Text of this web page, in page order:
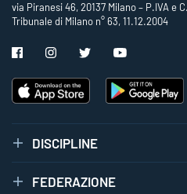
via Piranesi 46, 20137 Milano – P.IVA e
Tribunale di Milano n° 63, 11.12.2004
DISCIPLINE
FEDERAZIONE